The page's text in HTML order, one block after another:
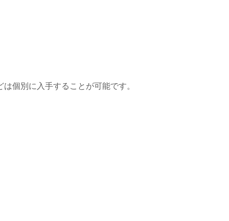
個別に入手することが可能です。